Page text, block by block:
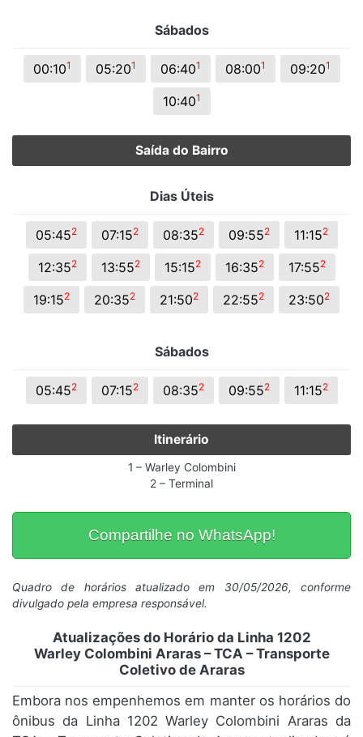
Sábados
00:101 05:201 06:401 08:001 09:201
10:401
Saída do Bairro
Dias Úteis
05:452 07:152 08:352 09:552 11:152
12:352 13:552 15:152 16:352 17:552
19:152 20:352 21:502 22:552 23:502
Sábados
05:452 07:152 08:352 09:552 11:152
Itinerário
1 – Warley Colombini
2 – Terminal
Compartilhe no WhatsApp!
Quadro de horários atualizado em 30/05/2026, conforme
divulgado pela empresa responsável.
Atualizações do Horário da Linha 1202
Warley Colombini Araras – TCA – Transporte
Coletivo de Araras
Embora nos empenhemos em manter os horários do
ônibus da Linha 1202 Warley Colombini Araras da